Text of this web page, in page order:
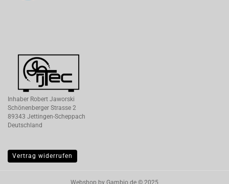
Inhaber Robert Jaworski
Schönenberger Strasse 2
89343 Jettingen-Scheppach
Deutschland
Vertrag widerrufen
Webshop by Gambio.de © 2025